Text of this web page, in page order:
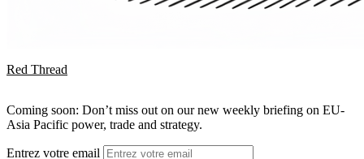
Red Thread
Coming soon: Don’t miss out on our new weekly briefing on EU-
Asia Pacific power, trade and strategy.
Entrez votre email